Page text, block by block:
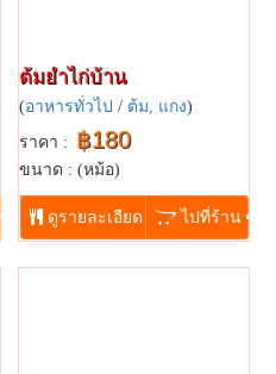
ต้มยำไก่บ้าน
(อาหารทั่วไป / ต้ม, แกง)
ราคา : ฿180
ขนาด : (หม้อ)
...
ดูรายละเอียด ไปที่ร้าน